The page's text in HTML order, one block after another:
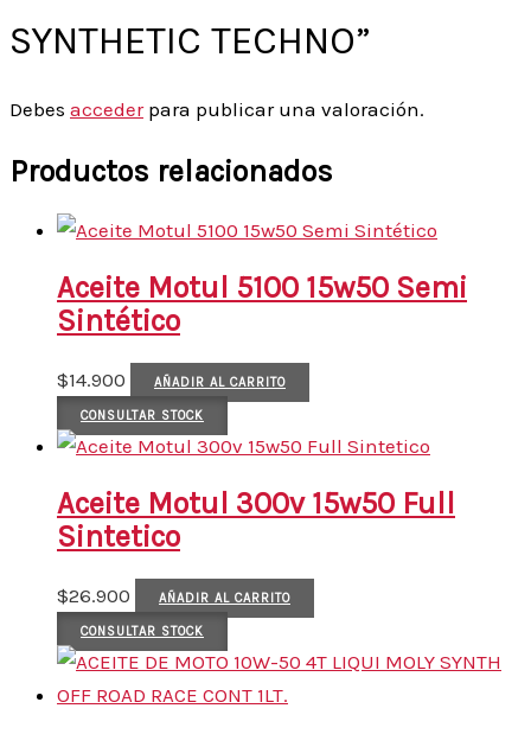
SYNTHETIC TECHNO”
Debes accederpara publicar una valoración.
Productos relacionados
Aceite Motul 5100 15w50 Semi
Sintético
$14.900 AÑADIR AL CARRITO
CONSULTAR STOCK
Aceite Motul 300v 15w50 Full
Sintetico
$26.900 AÑADIR AL CARRITO
CONSULTAR STOCK